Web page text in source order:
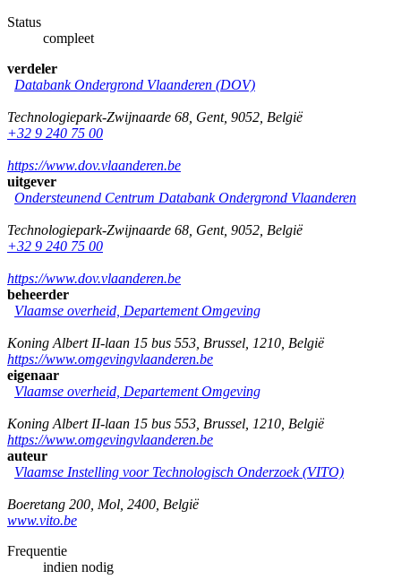
Status
compleet
verdeler
Databank Ondergrond Vlaanderen (DOV)
Technologiepark-Zwijnaarde 68 Gent, 9052 België
+32 9 240 75 00
https://www.dov.vlaanderen.be
uitgever
Ondersteunend Centrum Databank Ondergrond Vlaanderen
Technologiepark-Zwijnaarde 68 Gent, 9052 België
+32 9 240 75 00
https://www.dov.vlaanderen.be
beheerder
Vlaamse overheid, Departement Omgeving
Koning Albert II-laan 15 bus 553 Brussel 1210 België
https://www.omgevingvlaanderen.be
eigenaar
Vlaamse overheid, Departement Omgeving
Koning Albert II-laan 15 bus 553 Brussel 1210 België
https://www.omgevingvlaanderen.be
auteur
Vlaamse Instelling voor Technologisch Onderzoek (VITO)
Boeretang 200 Mol 2400 België
www.vito.be
Frequentie
indien nodig